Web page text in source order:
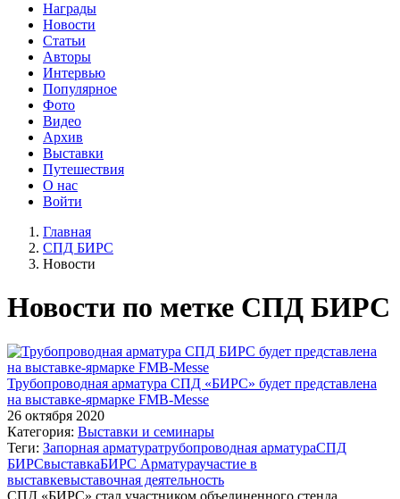
Награды
Новости
Статьи
Авторы
Интервью
Популярное
Фото
Видео
Архив
Выставки
Путешествия
О нас
Войти
Главная
СПД БИРС
Новости
Новости по метке СПД БИРС
Трубопроводная арматура СПД «БИРС» будет представлена
на выставке-ярмарке FMB-Messe
26 октября 2020
Категория: Выставки и семинары
Теги: Запорная арматуратрубопроводная арматураСПД
БИРСвыставкаБИРС Арматураучастие в
выставкевыставочная деятельность
СПД «БИРС» стал участником объединенного стенда